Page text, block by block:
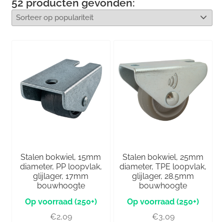
52 producten gevonden:
Stalen bokwiel, 15mm
diameter, PP loopvlak,
glijlager, 17mm
bouwhoogte
(250+)
€2,09
Stalen bokwiel, 25mm
diameter, TPE loopvlak,
glijlager, 28.5mm
bouwhoogte
(250+)
€3,09